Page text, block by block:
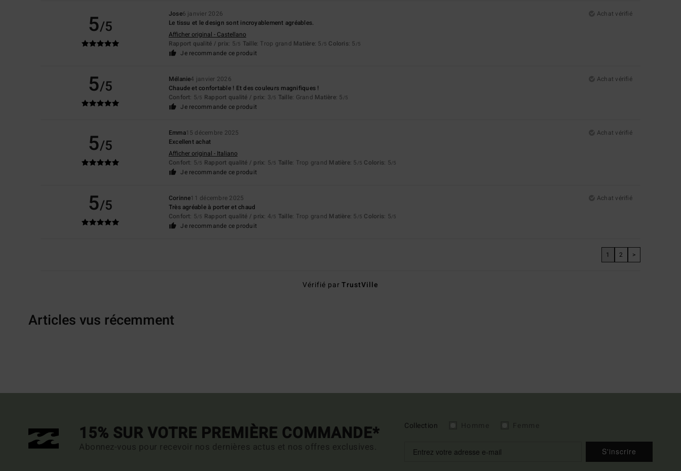
5/5
Jose6 janvier 2026
Achat vérifié
Le tissu et le design sont incroyablement agréables.
Afficher original - Castellano
Rapport qualité / prix: 5/5 Taille: Trop grand Matière: 5 /5 Coloris: 5 /5
Je recommande ce produit
5/5 Mélanie4 janvier 2026
Achat vérifié
Chaude et confortable ! Et des couleurs magnifiques !
Confort: 5/5 Rapport qualité / prix: 3/5 Taille: Grand Matière: 5 /5
Je recommande ce produit
5/5
Emma15 décembre 2025
Achat vérifié
Excellent achat
Afficher original - Italiano
Confort: 5/5 Rapport qualité / prix: 5/5 Taille: Trop grand Matière: 5 /5 Coloris: 5/5
Je recommande ce produit
5/5 Corinne11 décembre 2025
Achat vérifié
Très agréable à porter et chaud
Confort: 5/5 Rapport qualité / prix: 4/5 Taille: Trop grand Matière: 5 /5 Coloris: 5/5
Je recommande ce produit
1 2 >
Vérifié parTrustVille
Articles vus récemment
15% SUR VOTRE PREMIÈRE COMMANDE*
Abonnez-vous pour recevoir nos dernières actus et nos offres exclusives.
Collection
S'inscrire